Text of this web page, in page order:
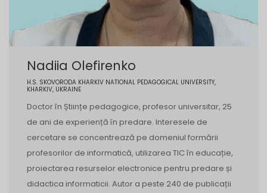
Nadiia Olefirenko
H.S. SKOVORODA KHARKIV NATIONAL PEDAGOGICAL UNIVERSITY,
KHARKIV, UKRAINE
Doctor în Științe pedagogice, profesor universitar, 25
de ani de experiență în predare. Interesele de
cercetare se concentrează pe domeniul formării
profesorilor de informatică, utilizarea TIC în educație,
proiectarea resurselor electronice pentru predare și
didactica informaticii. Autor a peste 240 de publicații